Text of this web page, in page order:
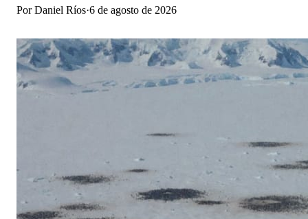
PorDaniel Ríos·6 de agosto de 2026